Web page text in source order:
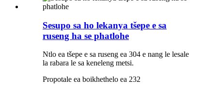
Sesupo sa ho lekanya tšepe e sa
ruseng ha se phatlohe
Ntlo ea tšepe e sa ruseng ea 304 e nang le lesale
la rabara le sa keneleng metsi.
Propotale ea boikhethelo ea 232